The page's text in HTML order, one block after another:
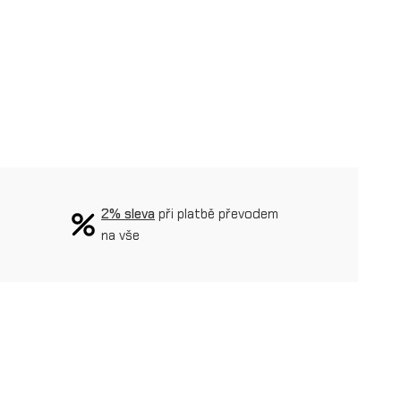
2% sleva při platbě převodem
na vše